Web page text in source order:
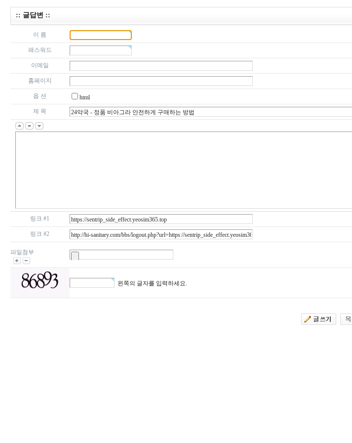
:: 글답변 ::
이 름
패스워드
이메일
홈페이지
옵 션
html
제 목
링크 #1
링크 #2
파일첨부
왼쪽의 글자를 입력하세요.